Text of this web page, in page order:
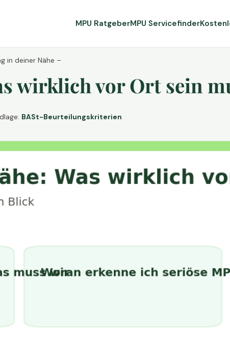
MPU RatgeberMPU Servicefinder
in deiner Nähe –
wirklich vor Ort sein
BASt-Beurteilungskriterien